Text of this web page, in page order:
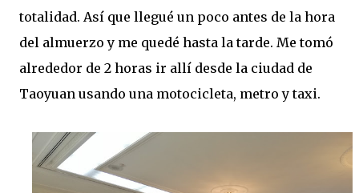
totalidad. Así que llegué un poco antes de la hora
del almuerzo y me quedé hasta la tarde. Me tomó
alrededor de 2 horas ir allí desde la ciudad de
Taoyuan usando una motocicleta, metro y taxi.